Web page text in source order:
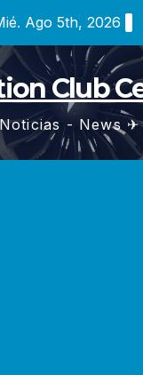
Ago 5th, 2026
Club
- News ✈